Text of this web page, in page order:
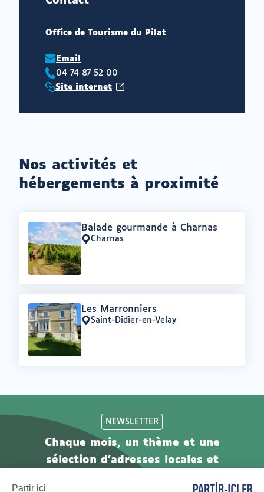
Office de Tourisme du Pilat
Email
Téléphone
04 74 87 52 00
Site
Site internet(ouvrir
un
Nos activités et
hébergements à proximité
Offre
:
Balade gourmande à Charnas
Lieu
:
Charnas
Offre
:
Les Marronniers
Lieu
:
Saint-Didier-en-Velay
NEWSLETTER
Chaque mois, un thème et une
sélection d'adresses locales et